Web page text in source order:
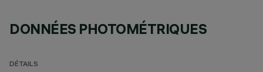
DONNÉES PHOTOMÉTRIQUES
DÉTAILS